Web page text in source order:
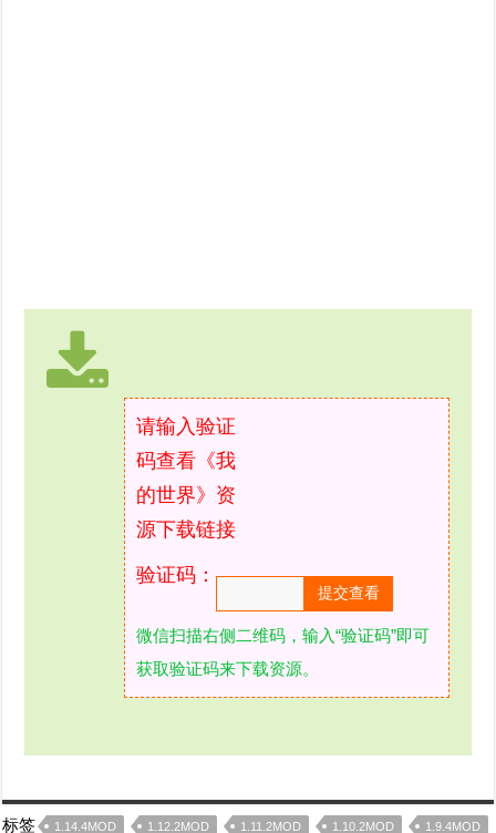
请输入验证
码查看《我
的世界》资
源下载链接
验证码：
微信扫描右侧二维码，输入“验证码”即可
获取验证码来下载资源。
标签 1.14.4MOD 1.12.2MOD 1.11.2MOD 1.10.2MOD 1.9.4MOD